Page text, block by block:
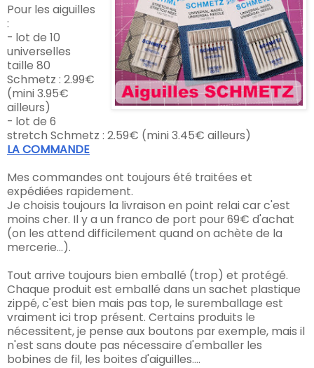
Pour les aiguilles
:
- lot de 10
universelles
taille 80
Schmetz : 2.99€
(mini 3.95€
ailleurs)
- lot de 6
stretch Schmetz : 2.59€ (mini 3.45€ ailleurs)
LA COMMANDE
Mes commandes ont toujours été traitées et
expédiées rapidement.
Je choisis toujours la livraison en point relai car c'est
moins cher. Il y a un franco de port pour 69€ d'achat
(on les attend difficilement quand on achète de la
mercerie...).
Tout arrive toujours bien emballé (trop) et protégé.
Chaque produit est emballé dans un sachet plastique
zippé, c'est bien mais pas top, le suremballage est
vraiment ici trop présent. Certains produits le
nécessitent, je pense aux boutons par exemple, mais il
n'est sans doute pas nécessaire d'emballer les
bobines de fil, les boites d'aiguilles....